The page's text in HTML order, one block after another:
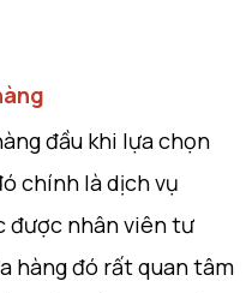
đầu khi lựa chọn
chính là dịch vụ
được nhân viên tư
hàng đó rất quan tâm